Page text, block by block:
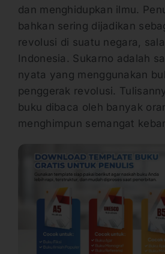
dan menghidupkan ilmu.
bahkan sering dijadikan
revolusi di suatu negara,
Indonesia. Sukarno adalah
nyata yang menggunakan
penggerak revolusi.
buku dibaca oleh banyak
menghimpun semangat